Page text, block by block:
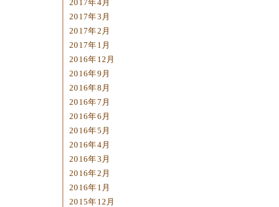
2017年4月
2017年3月
2017年2月
2017年1月
2016年12月
2016年9月
2016年8月
2016年7月
2016年6月
2016年5月
2016年4月
2016年3月
2016年2月
2016年1月
2015年12月